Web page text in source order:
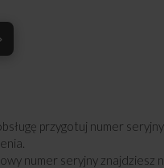
przygotuj numer seryjny
numer seryjny znajdziesz